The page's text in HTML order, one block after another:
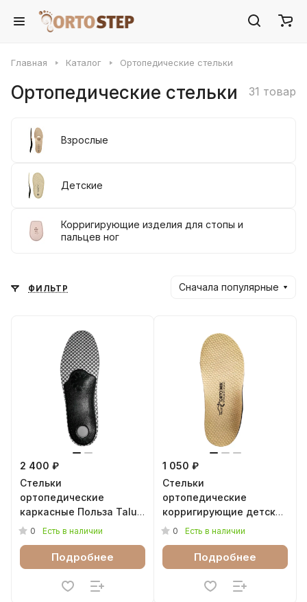
Главная Каталог Ортопедические стельки
Ортопедические стельки 31 товар
Взрослые
Детские
Корригирующие изделия для стопы и
пальцев ног
ФИЛЬТР Сначала популярные
2 400 ₽
Стельки
ортопедические
каркасные Польза Talus
49К
0 Есть в наличии
Подробнее
1 050 ₽
Стельки
ортопедические
корригирующие детские
Косолапики Talus 24К
0 Есть в наличии
Подробнее